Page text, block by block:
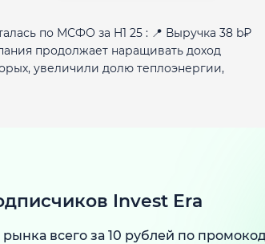
по МСФО за H1 25 : 📍 Выручка 38 b₽
продолжает наращивать доход
увеличили долю теплоэнергии,
Invest Era
всего за 10 рублей по